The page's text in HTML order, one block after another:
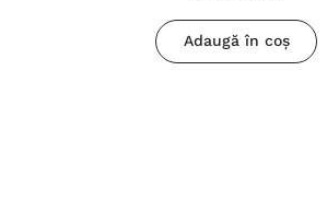
Adaugă în coș